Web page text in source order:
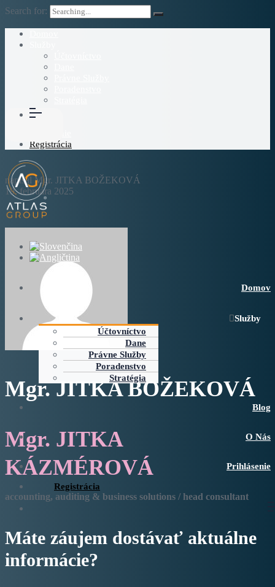
Search for:
Blog
Registrácia
Domov
Služby
Účtovníctvo
Dane
Právne Služby
Poradenstvo
Stratégia
Blog
O Nás
Prihlásenie
Registrácia
napísal Mgr. JITKA BOŽEKOVÁ
19. februára 2025
Mgr. JITKA BOŽEKOVÁ
Mgr. JITKA
KÁZMÉROVÁ
accounting, auditing & business solutions / head consultant
Máte záujem dostávať aktuálne
informácie?